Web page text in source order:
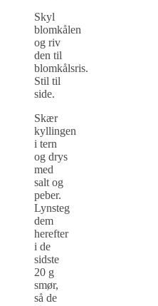
Skyl
blomkålen
og riv
den til
blomkålsris.
Stil til
side.
Skær
kyllingen
i tern
og drys
med
salt og
peber.
Lynsteg
dem
herefter
i de
sidste
20 g
smør,
så de